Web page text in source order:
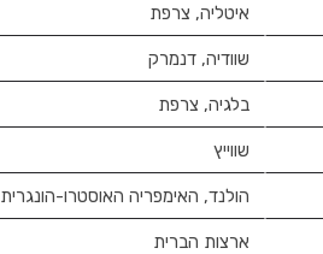
איטליה, צרפת
שוודיה, דנמרק
בלגיה, צרפת
שווייץ
הולנד, האימפריה האוסטרו-הונגרית
ארצות הברית